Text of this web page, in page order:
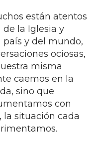
están atentos
la Iglesia y
y del mundo,
ociosas,
misma
caemos en la
sino que
con
la situación cada